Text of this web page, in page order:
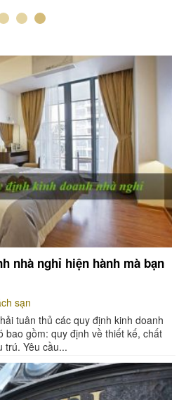
nhà nghỉ hiện hành mà bạn
sạn
tuân thủ các quy định kinh doanh
bao gồm: quy định về thiết kế, chất
trú. Yêu cầu...